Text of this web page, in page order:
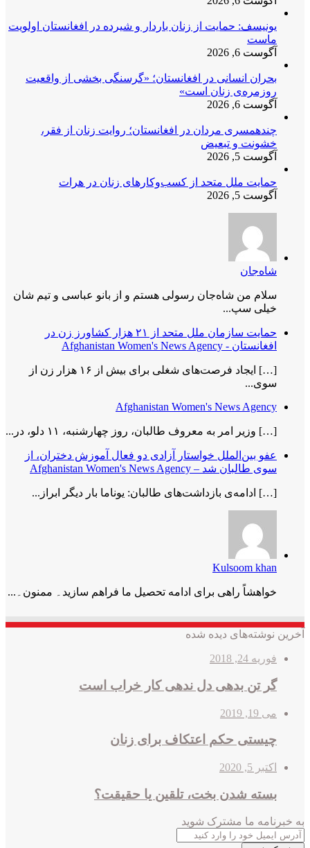
یونیسف: حمایت از زنان باردار و شیرده در افغانستان اولویت
ماست
آگوست 6, 2026
بحران انسانی در افغانستان؛ «گرسنگی بخشی از واقعیت
روزمره‌ی زنان است»
آگوست 6, 2026
چندهمسری مردان در افغانستان؛ روایت زنان از فقر،
خشونت و تبعیض
آگوست 5, 2026
حمایت ملل متحد از کسب‌وکارهای زنان در هرات
آگوست 5, 2026
شاه‌جان
سلام من شاه‌جان رسولی هستم و از بانو عباسی و تیم شان
خیلی سپ...
حمایت سازمان ملل متحد از ۲۱ هزار کشاورز زن در
افغانستان - Afghanistan Women's News Agency
[…] ایجاد فرصت‌های شغلی برای بیش از ۱۶ هزار زن از
سوی...
Afghanistan Women's News Agency
[…] وزیر امر به معروف طالبان، روز چهارشنبه، ۱۱ دلو، در...
عفو بین‌الملل خواستار آزادی دو فعال آموزش دختران، از
سوی طالبان شد – Afghanistan Women's News Agency
[…] ادامه‌ی بازداشت‌های طالبان: یوناما بار دیگر ابراز...
Kulsoom khan
خواھشاً راھی برای ادامه تحصیل ما فراھم سازید۔ ممنون۔...
آخرین نوشته‌های دیده شده
فوریه 24, 2018
گر تن بدهی دل ندهی کار خراب است
می 19, 2019
چیستی حکم اعتکاف برای زنان
اکتبر 5, 2020
بسته شدن بخت، تلقین یا حقیقت؟
به خبرنامه‌‌ ما مشترک شوید
آدرس